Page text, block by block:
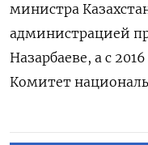
министра
администрацией
Назарбаеве, а с
Комитет